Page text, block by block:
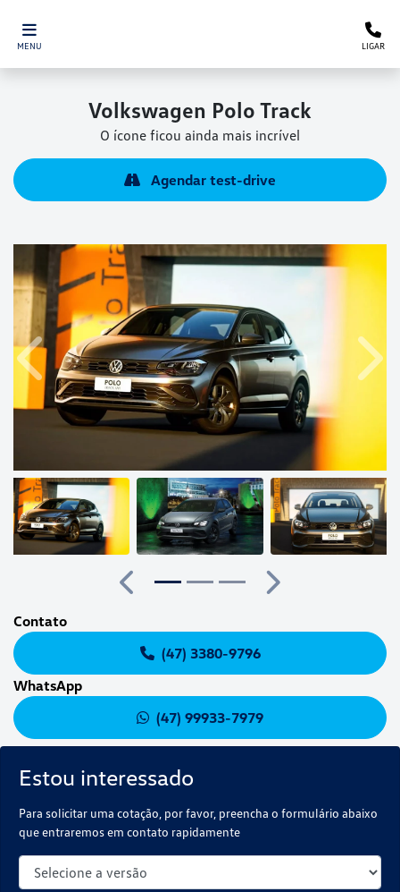
MENU LIGAR
Volkswagen Polo Track
O ícone ficou ainda mais incrível
Agendar test-drive
Estou interessado
Para solicitar uma cotação, por favor, preencha o formulário abaixo
que entraremos em contato rapidamente
Anterior
Anterior
Próximo
Contato
(47) 3380-9796
WhatsApp
(47) 99933-7979